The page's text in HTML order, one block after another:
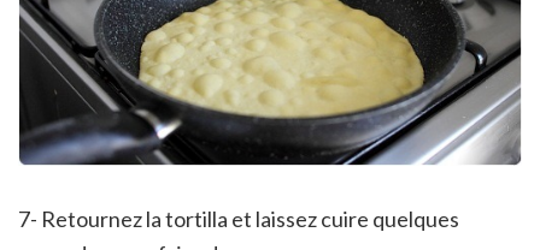
7- Retournez la tortilla et laissez cuire quelques